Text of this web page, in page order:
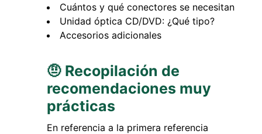
Cuántos y qué conectores se necesitan
Unidad óptica CD/DVD: ¿Qué tipo?
Accesorios adicionales
🤨 Recopilación de
recomendaciones muy
prácticas
En referencia a la primera referencia